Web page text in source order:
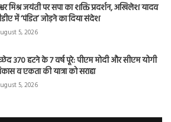
मिश्र जयंती पर सपा का शक्ति प्रदर्शन, अखिलेश यादव
में ‘पंडित’ जोड़ने का दिया संदेश
5, 2026
370 हटने के 7 वर्ष पूरे: पीएम मोदी और सीएम योगी
व एकता की यात्रा को सराहा
5, 2026